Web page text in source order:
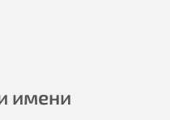
имени